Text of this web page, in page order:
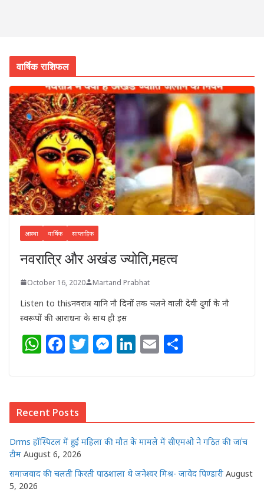
वार्षिक राशिफल
आस्था वार्षिक साप्ताहिक
नवरात्रि और अखंड ज्योति,महत्व
October 16, 2020 Martand Prabhat
Listen to thisनवरात्र यानि नौ दिनों तक चलने वाली देवी दुर्गा के नौ
स्वरूपों की आराधना के साथ ही इस
W
s
A
p
p
F
e
b
o
o
k
T
r
M
n
g
r
Li
dI
n
E
Recent Posts
Drms हॉस्पिटल में हुई महिला की मौत के मामले में सीएमओ ने गठित की जांच
टीम August 6, 2026
समाजवाद की चलती फिरती पाठशाला थे जनेश्वर मिश्र- जावेद पिण्डारी August
5, 2026